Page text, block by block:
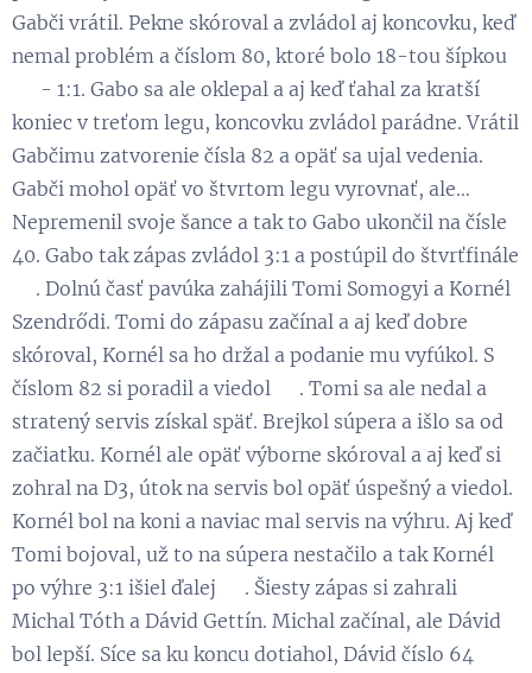
Gabči vrátil. Pekne skóroval a zvládol aj koncovku, keď
nemal problém a číslom 80, ktoré bolo 18-tou šípkou
💪 - 1:1. Gabo sa ale oklepal a aj keď ťahal za kratší
koniec v treťom legu, koncovku zvládol parádne. Vrátil
Gabčimu zatvorenie čísla 82 a opäť sa ujal vedenia.
Gabči mohol opäť vo štvrtom legu vyrovnať, ale…
Nepremenil svoje šance a tak to Gabo ukončil na čísle
40. Gabo tak zápas zvládol 3:1 a postúpil do štvrťfinále
💪. Dolnú časť pavúka zahájili Tomi Somogyi a Kornél
Szendrődi. Tomi do zápasu začínal a aj keď dobre
skóroval, Kornél sa ho držal a podanie mu vyfúkol. S
číslom 82 si poradil a viedol 😉. Tomi sa ale nedal a
stratený servis získal späť. Brejkol súpera a išlo sa od
začiatku. Kornél ale opäť výborne skóroval a aj keď si
zohral na D3, útok na servis bol opäť úspešný a viedol.
Kornél bol na koni a naviac mal servis na výhru. Aj keď
Tomi bojoval, už to na súpera nestačilo a tak Kornél
po výhre 3:1 išiel ďalej 😉. Šiesty zápas si zahrali
Michal Tóth a Dávid Gettín. Michal začínal, ale Dávid
bol lepší. Síce sa ku koncu dotiahol, Dávid číslo 64